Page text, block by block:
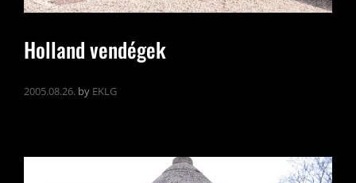
Holland vendégek
2005.08.26. by EKLG